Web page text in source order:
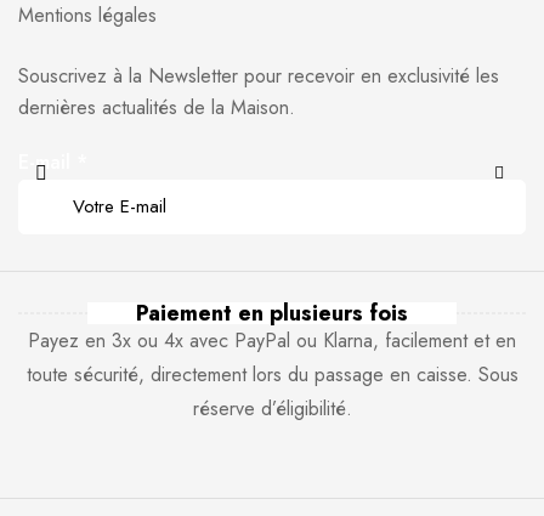
Mentions légales
Souscrivez à la Newsletter pour recevoir en exclusivité les
dernières actualités de la Maison.
E-mail
Paiement en plusieurs fois
Payez en 3x ou 4x avec PayPal ou Klarna, facilement et en
toute sécurité, directement lors du passage en caisse. Sous
réserve d’éligibilité.